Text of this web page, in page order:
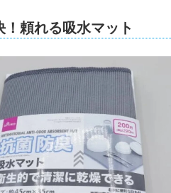
頼れる吸水マット